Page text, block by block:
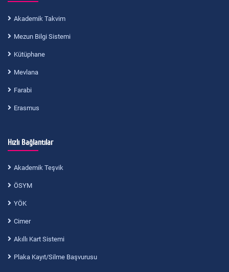
Akademik Takvim
Mezun Bilgi Sistemi
Kütüphane
Mevlana
Farabi
Erasmus
Hızlı Bağlantılar
Akademik Teşvik
ÖSYM
YÖK
Cimer
Akıllı Kart Sistemi
Plaka Kayıt/Silme Başvurusu